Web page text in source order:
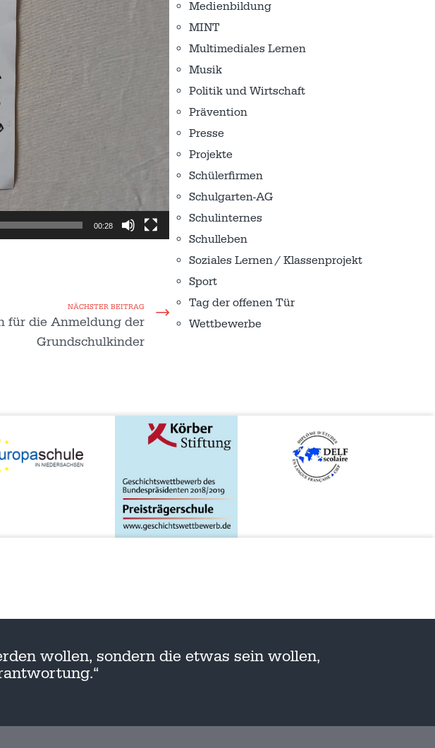
00:28
NÄCHSTER BEITRAG
für die Anmeldung der
Grundschulkinder
Medienbildung
MINT
Multimediales Lernen
Musik
Politik und Wirtschaft
Prävention
Presse
Projekte
Schülerfirmen
Schulgarten-AG
Schulinternes
Schulleben
Soziales Lernen / Klassenprojekt
Sport
Tag der offenen Tür
Wettbewerbe
wollen, sondern die etwas sein wollen,